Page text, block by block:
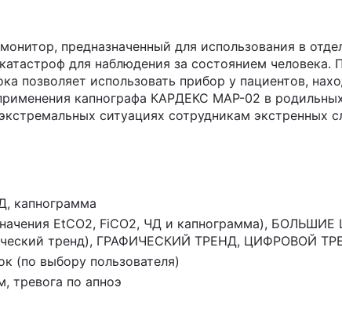
предназначенный для использования в
для наблюдения за состоянием человека.
позволяет использовать прибор у пациентов,
капнографа КАРДЕКС МАР-02 в
ситуациях сотрудникам
капнограмма
EtCO2, FiCO2, ЧД и капнограмма), БОЛЬШИЕ
тренд), ГРАФИЧЕСКИЙ ТРЕНД, ЦИФРОВОЙ
(по выбору пользователя)
тревога по апноэ